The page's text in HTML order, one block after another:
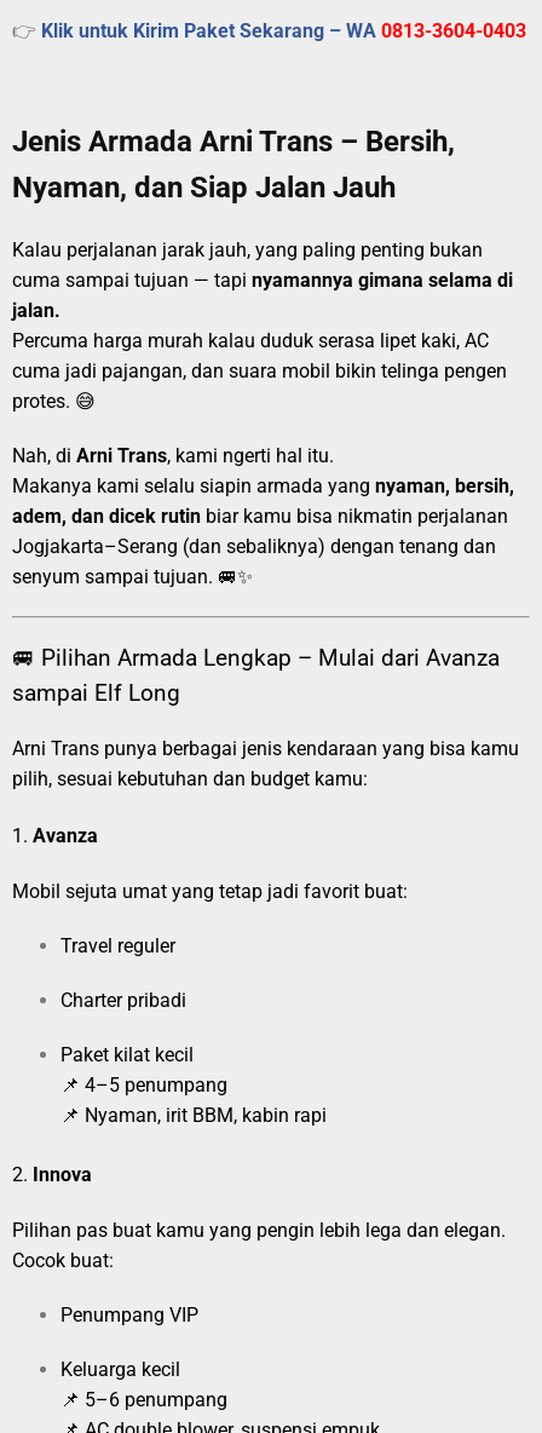
👉 Klik untuk Kirim Paket Sekarang – WA 0813-3604-0403
Jenis Armada Arni Trans – Bersih,
Nyaman, dan Siap Jalan Jauh
Kalau perjalanan jarak jauh, yang paling penting bukan
cuma sampai tujuan — tapi nyamannya gimana selama di
jalan.
Percuma harga murah kalau duduk serasa lipet kaki, AC
cuma jadi pajangan, dan suara mobil bikin telinga pengen
protes. 😅
Nah, di Arni Trans, kami ngerti hal itu.
Makanya kami selalu siapin armada yang nyaman, bersih,
adem, dan dicek rutin biar kamu bisa nikmatin perjalanan
Jogjakarta–Serang (dan sebaliknya) dengan tenang dan
senyum sampai tujuan. 🚐✨
🚐 Pilihan Armada Lengkap – Mulai dari Avanza
sampai Elf Long
Arni Trans punya berbagai jenis kendaraan yang bisa kamu
pilih, sesuai kebutuhan dan budget kamu:
1. Avanza
Mobil sejuta umat yang tetap jadi favorit buat:
Travel reguler
Charter pribadi
Paket kilat kecil
📌 4–5 penumpang
📌 Nyaman, irit BBM, kabin rapi
2. Innova
Pilihan pas buat kamu yang pengin lebih lega dan elegan.
Cocok buat:
Penumpang VIP
Keluarga kecil
📌 5–6 penumpang